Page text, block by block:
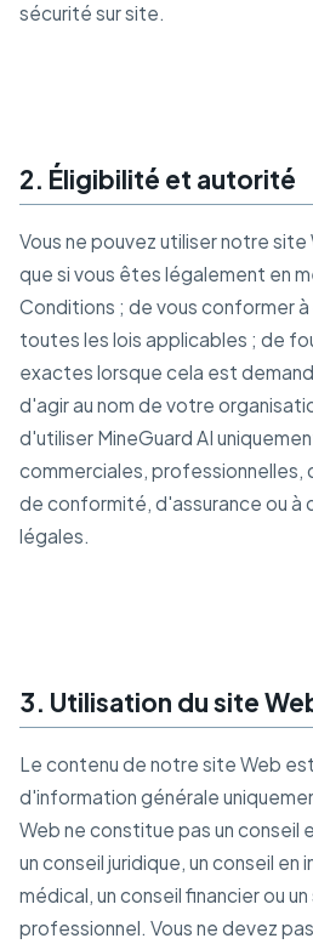
sécurité sur site.
2. Éligibilité et autorité
Vous ne pouvez utiliser notre
que si vous êtes légalement en
Conditions ; de vous conformer
toutes les lois applicables ; de
exactes lorsque cela est
d'agir au nom de votre
d'utiliser MineGuard AI
commerciales, professionnelles,
de conformité, d'assurance ou à
légales.
3. Utilisation du site
Le contenu de notre site Web
d'information générale
Web ne constitue pas un conseil
un conseil juridique, un conseil en
médical, un conseil financier ou
professionnel. Vous ne devez